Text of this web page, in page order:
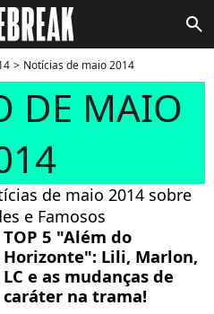
search
Notícias de maio 2014
DE MAIO
de maio 2014 sobre
e Famosos
TOP 5 "Além do
Horizonte": Lili, Marlon,
LC e as mudanças de
caráter na trama!